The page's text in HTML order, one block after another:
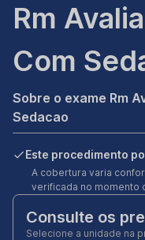
Rm
Com
Sobre o exame Rm
Sedacao
Este procedimento
A cobertura varia
verificada no momento
Consulte os
Selecione a unidade na